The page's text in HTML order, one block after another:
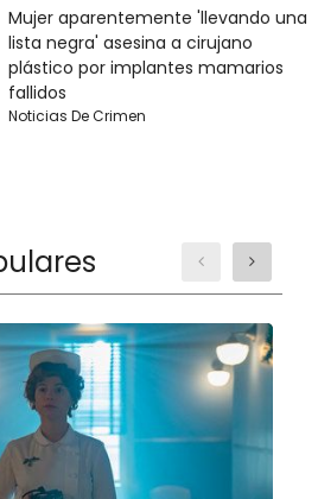
Mujer aparentemente 'llevando una
lista negra' asesina a cirujano
plástico por implantes mamarios
fallidos
Noticias De Crimen